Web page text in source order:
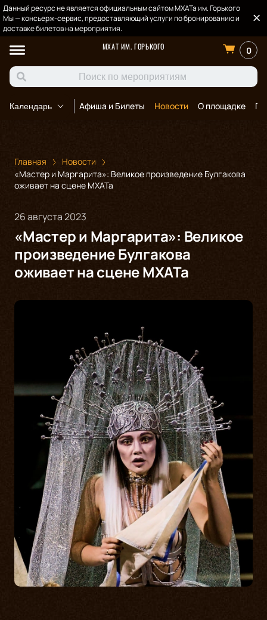
Данный ресурс не является официальным сайтом МХАТа им. Горького
Мы — консьерж-сервис, предоставляющий услуги по бронированию и
доставке билетов на мероприятия.
МХАТ ИМ. ГОРЬКОГО
0
Календарь Афиша и Билеты Новости О площадке
Главная
Новости
«Мастер и Маргарита»: Великое произведение Булгакова
оживает на сцене МХАТа
26 августа 2023
«Мастер и Маргарита»: Великое
произведение Булгакова
оживает на сцене МХАТа